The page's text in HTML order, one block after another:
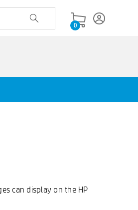
0
can display on the HP